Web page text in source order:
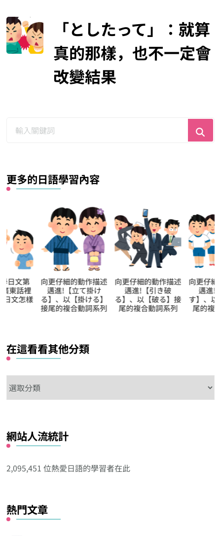
「としたって」：就算
真的那樣，也不一定會
改變結果
更多的日語學習內容
向更仔細的動作描述
邁進!【立て掛け
る】、以【掛ける】
接尾的複合動詞系列
向更仔細的動作描述
邁進!【引き破
る】、以【破る】接
尾的複合動詞系列
向更仔細的動作描述
邁進!【汲み干
す】、以【干す】接
尾的複合動詞系列
在這看看其他分類
這
其
他
類
網站人流統計
2,095,451 位熱愛日語的學習者在此
熱門文章